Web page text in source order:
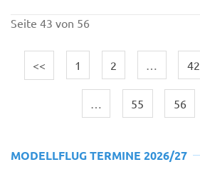
Seite 43 von 56
<< 1 2 … 42
… 55 56
MODELLFLUG TERMINE 2026/27